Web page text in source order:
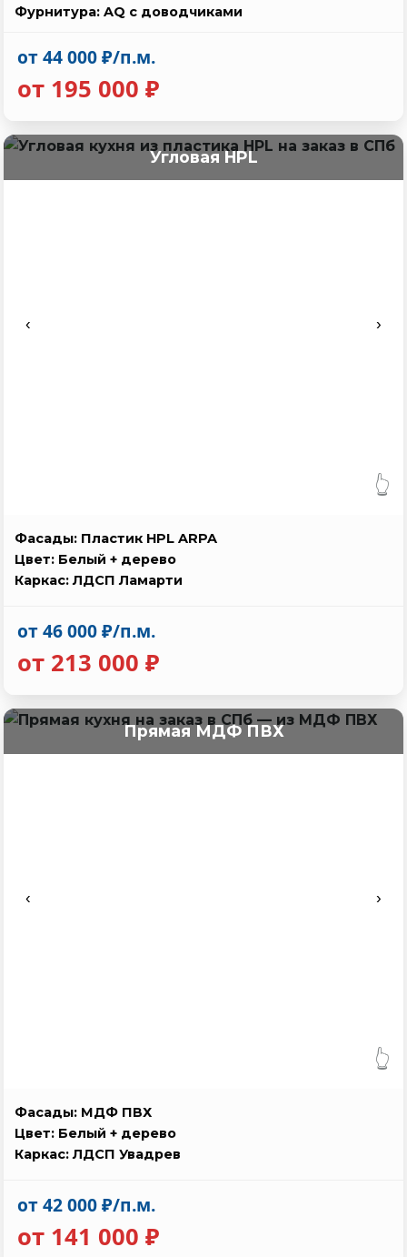
Фурнитура: AQ с доводчиками
от 44 000 ₽/п.м.
от 195 000 ₽
Угловая HPL
‹ ›
👆
Фасады: Пластик HPL ARPA
Цвет: Белый + дерево
Каркас: ЛДСП Ламарти
от 46 000 ₽/п.м.
от 213 000 ₽
Прямая МДФ ПВХ
‹ ›
👆
Фасады: МДФ ПВХ
Цвет: Белый + дерево
Каркас: ЛДСП Увадрев
от 42 000 ₽/п.м.
от 141 000 ₽